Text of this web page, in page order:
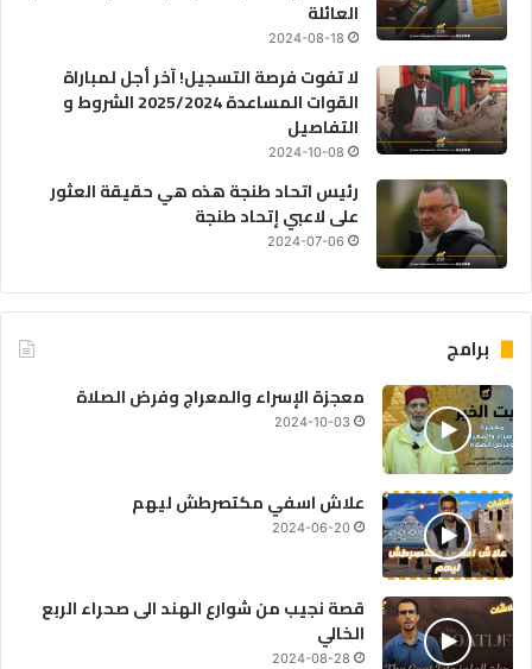
العائلة
2024-08-18
لا تفوت فرصة التسجيل! آخر أجل لمباراة
القوات المساعدة 2025/2024 الشروط و
التفاصيل
2024-10-08
رئيس اتحاد طنجة هذه هي حقيقة العثور
على لاعبي إتحاد طنجة
2024-07-06
برامج
معجزة الإسراء والمعراج وفرض الصلاة
2024-10-03
علاش اسفي مكتصرطش ليهم
2024-06-20
قصة نجيب من شوارع الهند الى صحراء الربع
الخالي
2024-08-28